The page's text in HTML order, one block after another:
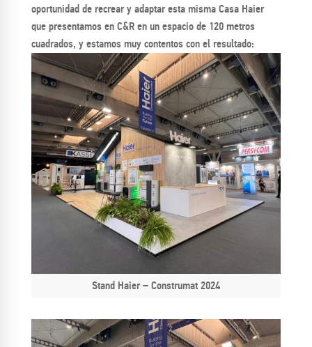
oportunidad de recrear y adaptar esta misma Casa Haier
que presentamos en C&R en un espacio de 120 metros
cuadrados, y estamos muy contentos con el resultado:
Stand Haier – Construmat 2024